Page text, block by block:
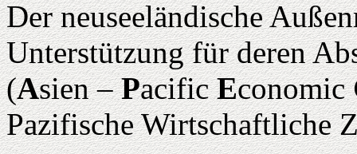
Der neuseeländische
Unterstützung für deren
(Asien –PacificEconomic
Pazifische Wirtschaftliche